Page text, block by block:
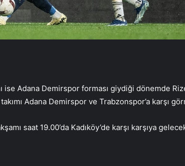
ise Adana Demirspor forması giydiği dönemde
Adana Demirspor ve Trabzonspor’a karşı
saat 19.00’da Kadıköy’de karşı karşıya